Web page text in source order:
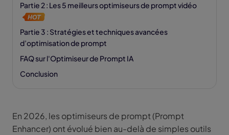
Partie 2 : Les 5 meilleurs optimiseurs de prompt vidéo
Partie 3 : Stratégies et techniques avancées
d’optimisation de prompt
FAQ sur l'Optimiseur de Prompt IA
Conclusion
En 2026, les optimiseurs de prompt (Prompt
Enhancer) ont évolué bien au-delà de simples outils